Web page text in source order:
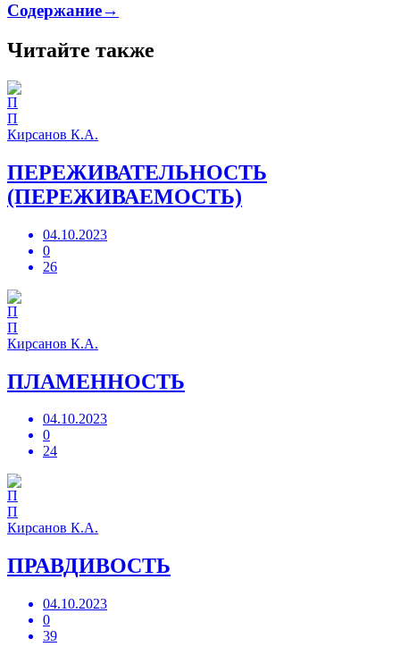
Содержание→
Читайте также
П
Кирсанов К.А.
ПЕРЕЖИВАТЕЛЬНОСТЬ
(ПЕРЕЖИВАЕМОСТЬ)
04.10.2023
0
26
П
Кирсанов К.А.
ПЛАМЕННОСТЬ
04.10.2023
0
24
П
Кирсанов К.А.
ПРАВДИВОСТЬ
04.10.2023
0
39